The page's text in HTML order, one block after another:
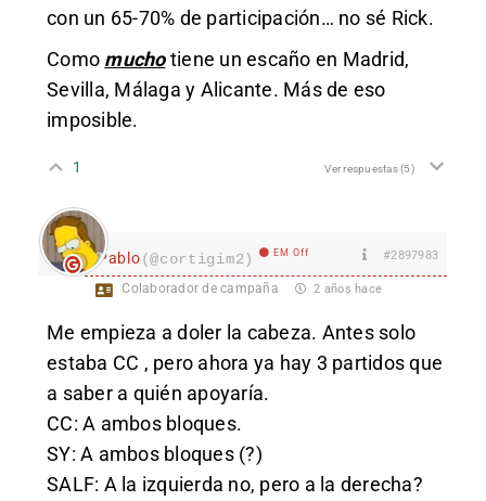
con un 65-70% de participación… no sé Rick.
Como muchotiene un escaño en Madrid,
Sevilla, Málaga y Alicante. Más de eso
imposible.
1 Ver respuestas(5)
Pablo(@cortigim2) EM Off #2897983
Colaborador de campaña 2 años hace
Me empieza a doler la cabeza. Antes solo
estaba CC , pero ahora ya hay 3 partidos que
a saber a quién apoyaría.
CC: A ambos bloques.
SY: A ambos bloques (?)
SALF: A la izquierda no, pero a la derecha?